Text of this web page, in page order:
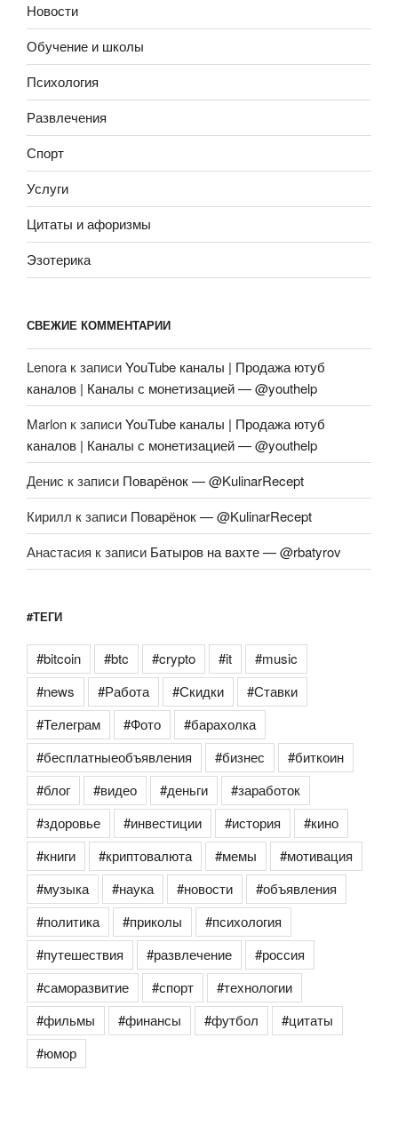
Новости
Обучение и школы
Психология
Развлечения
Спорт
Услуги
Цитаты и афоризмы
Эзотерика
СВЕЖИЕ КОММЕНТАРИИ
Lenora к записиYouTube каналы | Продажа ютуб
каналов | Каналы с монетизацией — @youthelp
Marlon к записиYouTube каналы | Продажа ютуб
каналов | Каналы с монетизацией — @youthelp
Денис к записи Поварёнок — @KulinarRecept
Кирилл к записи Поварёнок — @KulinarRecept
Анастасия к записи Батыров на вахте — @rbatyrov
#ТЕГИ
#bitcoin #btc #crypto #it
#music
#news
#Работа #Скидки
#Ставки
#Телеграм
#Фото
#барахолка
#бесплатныеобъявления
#бизнес
#биткоин
#блог
#видео #деньги
#заработок
#здоровье
#инвестиции #история
#кино
#книги
#криптовалюта #мемы
#мотивация
#музыка
#наука #новости
#объявления
#политика
#приколы
#психология
#путешествия
#развлечение
#россия
#саморазвитие
#спорт
#технологии
#фильмы
#финансы #футбол
#цитаты
#юмор